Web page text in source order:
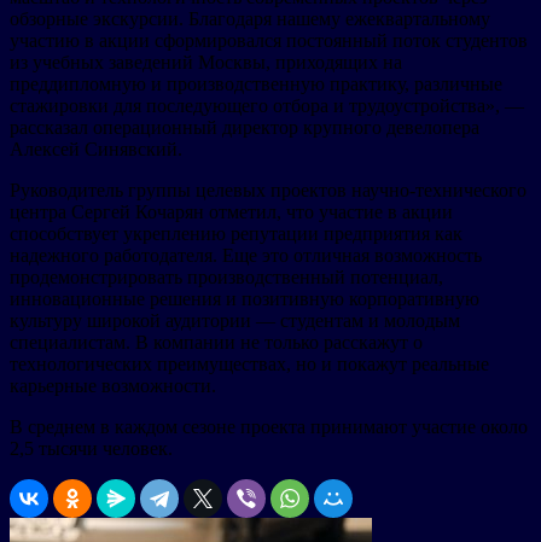
обзорные экскурсии. Благодаря нашему ежеквартальному
участию в акции сформировался постоянный поток студентов
из учебных заведений Москвы, приходящих на
преддипломную и производственную практику, различные
стажировки для последующего отбора и трудоустройства», —
рассказал операционный директор крупного девелопера
Алексей Синявский.
Руководитель группы целевых проектов научно-технического
центра Сергей Кочарян отметил, что участие в акции
способствует укреплению репутации предприятия как
надежного работодателя. Еще это отличная возможность
продемонстрировать производственный потенциал,
инновационные решения и позитивную корпоративную
культуру широкой аудитории — студентам и молодым
специалистам. В компании не только расскажут о
технологических преимуществах, но и покажут реальные
карьерные возможности.
В среднем в каждом сезоне проекта принимают участие около
2,5 тысячи человек.